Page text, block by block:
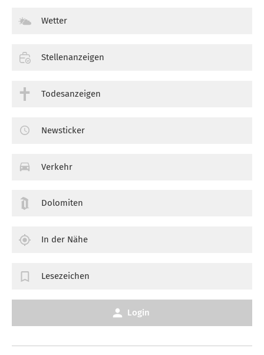
Wetter
Stellenanzeigen
Todesanzeigen
Newsticker
Verkehr
Dolomiten
In der Nähe
Lesezeichen
Login